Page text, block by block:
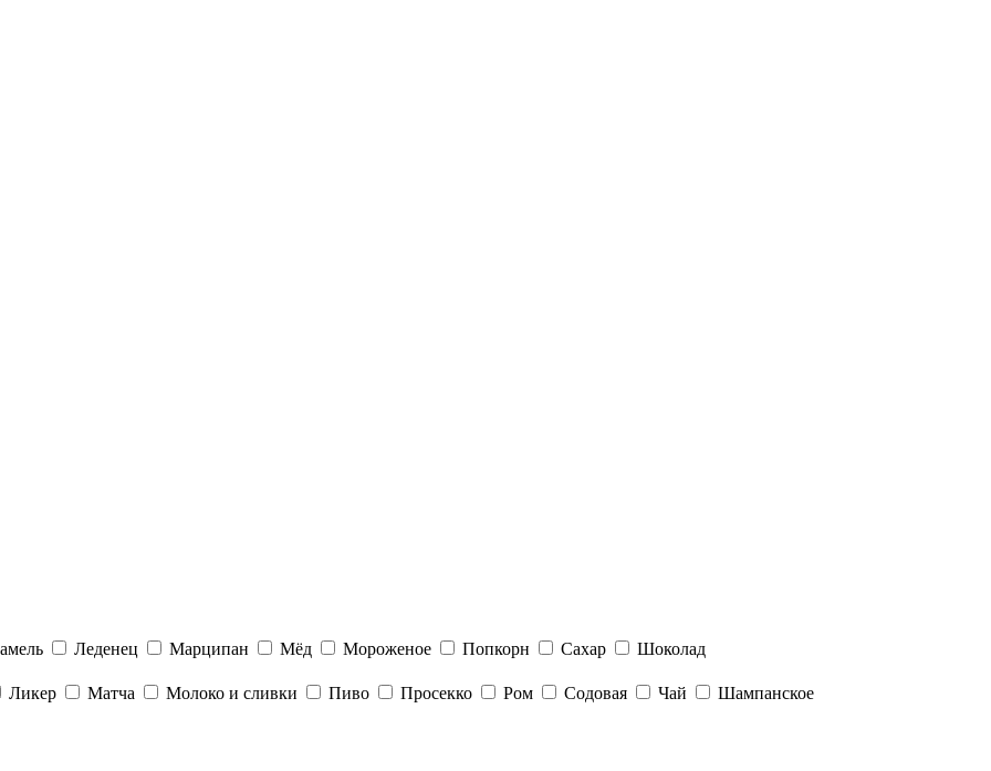
Леденец Марципан Мёд Мороженое Попкорн Сахар Шоколад
Ликер Матча Молоко и сливки Пиво Просекко Ром Содовая Чай Шампанское